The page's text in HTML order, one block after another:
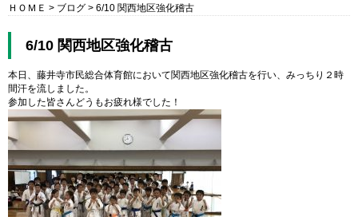
ＨＯＭＥ > ブログ > 6/10 関西地区強化稽古
6/10 関西地区強化稽古
本日、藤井寺市民総合体育館において関西地区強化稽古を行い、みっちり２時
間汗を流しました。
参加した皆さんどうもお疲れ様でした！